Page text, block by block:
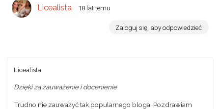
Licealista 18 lat temu
Zaloguj się, aby odpowiedzieć
Licealista,
Dzięki za zauważenie i docenienie
Trudno nie zauważyć tak popularnego bloga. Pozdrawiam